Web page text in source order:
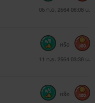
05 ก.ย. 2564 06:08 น.
11 ก.ย. 2564 03:38 น.
หรือ 300
หรือ 300